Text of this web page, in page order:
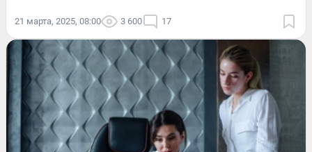
21 марта, 2025, 08:00 3 600 17